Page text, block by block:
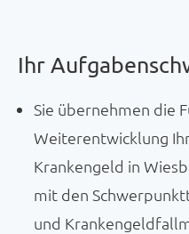
Ihr
Sie übernehmen die
Weiterentwicklung
Krankengeld in
mit den
und